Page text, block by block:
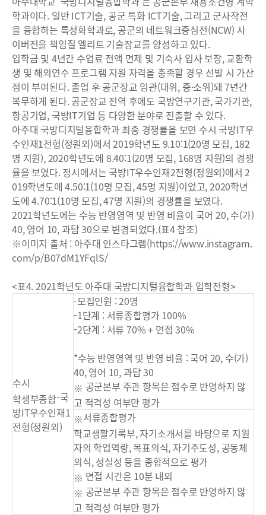
학과이다. 일반 ICT기술, 공군 특화 ICT기술, 그리고 군사작전
을 융합하는 특성화학과로, 공군의 네트워크중심전(NCW) 사
이버전을 책임질 엘리트 기술장교를 양성하고 있다.
입학금 및 4년간 수업료 전액 면제 및 기숙사 입사 보장, 교환학
생 및 해외연수 프로그램 지원 자격을 충족할 경우 선발 시 가산
점이 부여된다. 졸업 후 공군장교 임관(대위, 중·소위)돼 7년간
복무하게 된다. 공군장교 전역 후에도 국방연구기관, 국가기관,
항공기업, 국방IT기업 등 다양한 분야로 진출할 수 있다.
아주대 국방디지털융합학과 최종 경쟁률을 보면 수시 국방IT우
수인재1전형(정원외)에서 2019학년도 9.10:1(20명 모집, 182
명 지원), 2020학년도에 8.40:1(20명 모집, 168명 지원)의 경쟁
률을 보였다. 정시에서는 국방IT우수인재2전형(정원외)에서 2
019학년도에 4.50:1(10명 모집, 45명 지원)이었고, 2020학년
도에 4.70:1(10명 모집, 47명 지원)의 경쟁률을 보였다.
2021학년도에는 수능 반영영역 및 반영 비율이 국어 20, 수(가)
40, 영어 10, 과탐 30으로 변경되었다.(표4 참조)
※이미지 출처 : 아주대 인스타그램(https://www.instagram.
com/p/B07dM1YFqlS/
<표4. 2021학년도 아주대 국방디지털융합학과 입학전형>
수시
학생부종합-국
방IT우수인재1
전형(정원외)
-모집인원 : 20명
-1단계 : 서류종합평가 100%
-2단계 : 서류 70% + 면접 30%
*수능 반영영역 및 반영 비율 : 국어 20, 수(가)
40, 영어 10, 과탐 30
※ 공군본부 주관 항목은 점수로 반영하지 않
고 적격성 여부만 평가
※서류종합평가
학교생활기록부, 자기소개서를 바탕으로 지원
자의 학업역량, 목표의식, 자기주도성, 공동체
의식, 성실성 등을 종합적으로 평가
※ 면접 시간은 10분 내외
※ 공군본부 주관 항목은 점수로 반영하지 않
고 적격성 여부만 평가